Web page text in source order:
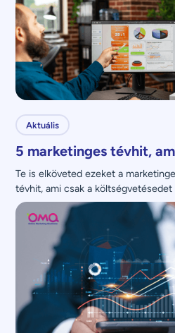
Aktuális
5 marketinges tévhit,
Te is elköveted ezeket a
tévhit, ami csak a
nem növeli.